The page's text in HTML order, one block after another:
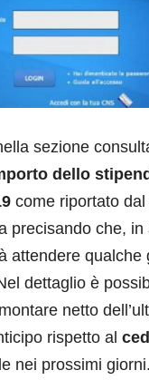
sezione
dello
come riportato dal
precisando che, in
attendere qualche
dettaglio è
netto
rispetto al
nei prossimi